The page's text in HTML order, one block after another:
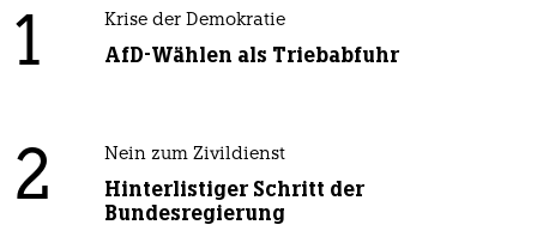
1 Krise der Demokratie
AfD-Wählen als Triebabfuhr
2 Nein zum Zivildienst
Hinterlistiger Schritt der
Bundesregierung